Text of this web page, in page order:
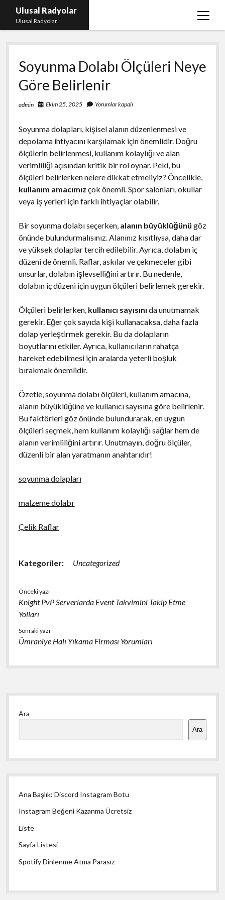
Ulusal Radyolar
Ulusal Radyolar
menüyü
Ana Başlık: Discord Instagram Botu
Instagram Beğeni Kazanma Ücretsiz
Liste
Sayfa Listesi
Soyunma Dolabı Ölçüleri Neye
Göre Belirlenir
admin Ekim 25, 2025 Yorumlar kapalı
Soyunma dolapları, kişisel alanın düzenlenmesi ve
depolama ihtiyacını karşılamak için önemlidir. Doğru
ölçülerin belirlenmesi, kullanım kolaylığı ve alan
verimliliği açısından kritik bir rol oynar. Peki, bu
ölçüleri belirlerken nelere dikkat etmeliyiz? Öncelikle,
kullanım amacımız çok önemli. Spor salonları, okullar
veya iş yerleri için farklı ihtiyaçlar olabilir.
Bir soyunma dolabı seçerken, alanın büyüklüğünü göz
önünde bulundurmalısınız. Alanınız kısıtlıysa, daha dar
ve yüksek dolaplar tercih edilebilir. Ayrıca, dolabın iç
düzeni de önemli. Raflar, askılar ve çekmeceler gibi
unsurlar, dolabın işlevselliğini artırır. Bu nedenle,
dolabın iç düzeni için uygun ölçüleri belirlemek gerekir.
Ölçüleri belirlerken, kullanıcı sayısını da unutmamak
gerekir. Eğer çok sayıda kişi kullanacaksa, daha fazla
dolap yerleştirmek gerekir. Bu da dolapların
boyutlarını etkiler. Ayrıca, kullanıcıların rahatça
hareket edebilmesi için aralarda yeterli boşluk
bırakmak önemlidir.
Özetle, soyunma dolabı ölçüleri, kullanım amacına,
alanın büyüklüğüne ve kullanıcı sayısına göre belirlenir.
Bu faktörleri göz önünde bulundurarak, en uygun
ölçüleri seçmek, hem kullanım kolaylığı sağlar hem de
alanın verimliliğini artırır. Unutmayın, doğru ölçüler,
düzenli bir alan yaratmanın anahtarıdır!
soyunma dolapları
malzeme dolabı
Çelik Raflar
Kategoriler: Uncategorized
Önceki yazı
Knight PvP Serverlarda Event Takvimini Takip Etme
Yolları
Sonraki yazı
Ümraniye Halı Yıkama Firması Yorumları
Yan
Menü
Ara
Ara
Ana Başlık: Discord Instagram Botu
Instagram Beğeni Kazanma Ücretsiz
Liste
Sayfa Listesi
Spotify Dinlenme Atma Parasız